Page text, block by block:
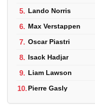
5. Lando Norris
6. Max Verstappen
7. Oscar Piastri
8. Isack Hadjar
9. Liam Lawson
10.Pierre Gasly